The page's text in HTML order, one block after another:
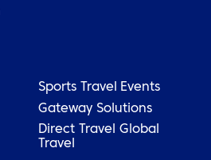
Sports Travel
Events
Gateway Solutions
Direct Travel Global
Travel